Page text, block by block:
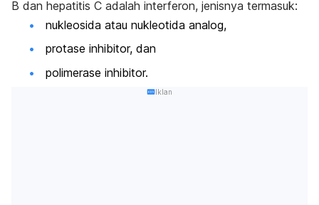
B dan hepatitis C adalah interferon, jenisnya termasuk:
nukleosida atau nukleotida analog,
protase inhibitor, dan
polimerase inhibitor.
Iklan